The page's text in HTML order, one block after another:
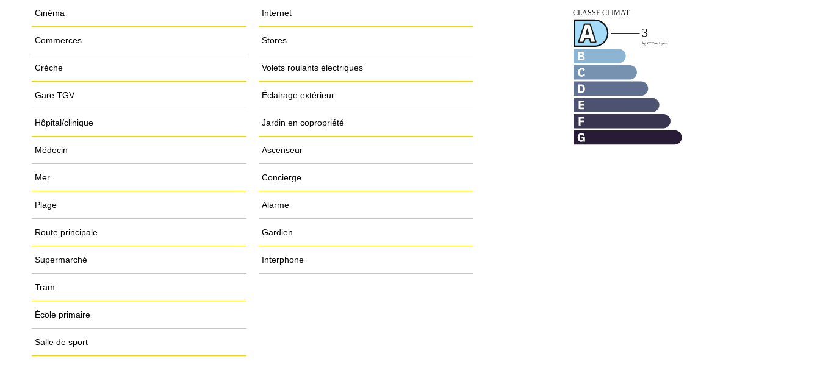
Cinéma
Commerces
Crèche
Gare TGV
Hôpital/clinique
Médecin
Mer
Plage
Route principale
Supermarché
Tram
École primaire
Salle de sport
Internet
Stores
Volets roulants électriques
Éclairage extérieur
Jardin en copropriété
Ascenseur
Concierge
Alarme
Gardien
Interphone